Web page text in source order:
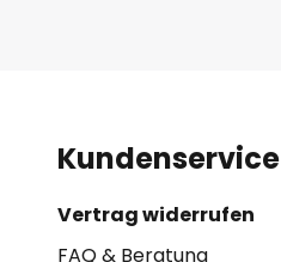
Kundenservice
Vertrag widerrufen
FAQ & Beratung